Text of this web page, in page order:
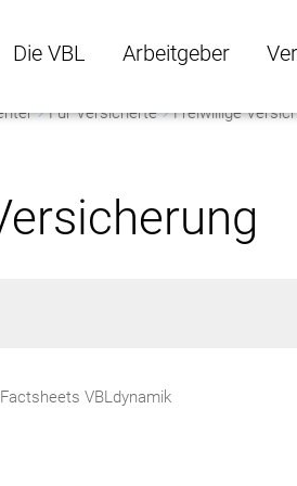
Die VBL
Die VBL Untermenü öffnen
Arbeitgeber
Arbeitgeber
Für Versicherte Freiwillige
Factsheets VBLdynamik